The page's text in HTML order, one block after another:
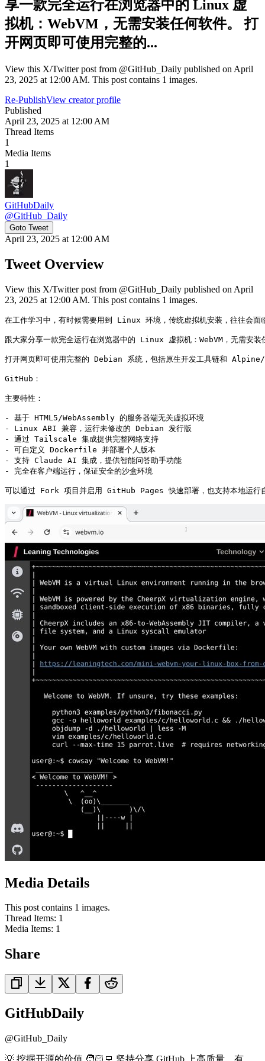
享一款完全运行在浏览器中的 Linux 虚
拟机：WebVM，无需安装任何软件。 打
开网页即可使用完整的...
View this X/Twitter post from @GitHub_Daily published on April
23, 2025 at 12:00 AM. This post contains 1 images.
Re-PublishView creator profile
Published
April 23, 2025 at 12:00 AM
Thread Items
1
Media Items
1
GitHubDaily
@GitHub_Daily
Goto Tweet
April 23, 2025 at 12:00 AM
Tweet Overview
View this X/Twitter post from @GitHub_Daily published on April
23, 2025 at 12:00 AM. This post contains 1 images.
在工作学习中，有时候需要用到 Linux 环境，传统虚拟机安装，往往会面
跟大家分享一款完全运行在浏览器中的 Linux 虚拟机：WebVM，无需安装
打开网页即可使用完整的 Debian 系统，包括原生开发工具链和
GitHub：
主要特性：
- 基于 HTML5/WebAssembly 的服务器端无关虚拟环境
- Linux ABI 兼容，运行未修改的 Debian 发行版
- 通过 Tailscale 集成提供完整网络支持
- 可自定义 Dockerfile 并部署个人版本
- 支持 Claude AI 集成，提供智能问答助手功能
- 完全在客户端运行，保证安全的沙盒环境
可以通过 Fork 项目并启用 GitHub Pages 快速部署，也支持本地运行
Media Details
This post contains 1 images.
Thread Items: 1
Media Items: 1
Share
GitHubDaily
@GitHub_Daily
💡 挖掘开源的价值 🧑🏻‍💻 坚持分享 GitHub 上高质量、有